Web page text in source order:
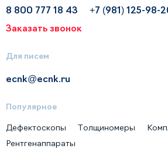
8 800 777 18 43
+7 (981) 125-98-
Заказать звонок
Для писем
ecnk@ecnk.ru
Популярное
Дефектоскопы Толщиномеры
Рентгенаппараты